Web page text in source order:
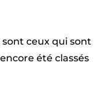
ceux qui sont
été classés